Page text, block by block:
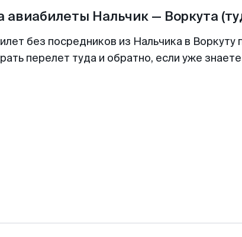
авиабилеты Нальчик— Воркута
без посредников из Нальчика в
перелет туда и обратно, если уже